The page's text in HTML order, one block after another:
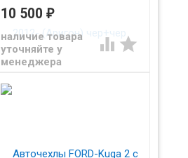
Чехлы из экокожи Автопилот
для Форд Куга 2 с 2012
10 500 ₽
наличие товара
уточняйте у
менеджера
 